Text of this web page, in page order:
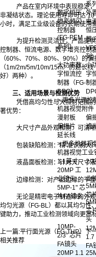
系
数字恒压
增亮频闪
控制器
(FG-PEM
系列)
外
电
恒
器
列)
大功率数
字恒流控
制器（FG-
DPC）
小
字
制
> 更多光源控
机器视觉附件
漫射板
偏
偏振片
滤
延长线
> 更多机器视
机器视觉工业
1.1英寸
20MP 工
业镜头
2/3
业
5MP-1" 芯
片FA镜头 芯
芯
头
10MP-
2/3" 芯片
FA镜头
1.7
FA
20MP 1.1
产品在室内环境中表现稳定
非凝结状态。理论使用寿命可达
小时，满足工业级设备的长期使用
为提升检测灵活性，产品提
控制器、恒流电源、数字增亮控制
（60%、70%、80%、90%）的
（1m/2m/5m/10m/15m）的延长
好）两种）。
三、适用场景与检测优势
凭借高均匀性与大照射范围
著优势：
大尺寸产品外观检测：可清
包装缺陷检测：精 准识别大
液晶面板检测：针对大尺寸
边缘检测：对产品边缘的平
无论是精密电子制造中的外
均匀光源（FG-BL）都以其均匀性
键助力，推动工业检测领域向更高
上一篇:平行面光源（FG-THP） 下
相关推荐